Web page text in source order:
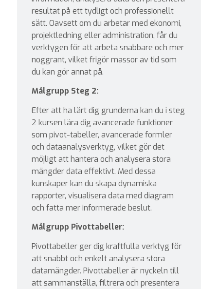
resultat på ett tydligt och professionellt
sätt. Oavsett om du arbetar med ekonomi,
projektledning eller administration, får du
verktygen för att arbeta snabbare och mer
noggrant, vilket frigör massor av tid som
du kan gör annat på.
Målgrupp Steg 2:
Efter att ha lärt dig grunderna kan du i steg
2 kursen lära dig avancerade funktioner
som pivot-tabeller, avancerade formler
och dataanalysverktyg, vilket gör det
möjligt att hantera och analysera stora
mängder data effektivt. Med dessa
kunskaper kan du skapa dynamiska
rapporter, visualisera data med diagram
och fatta mer informerade beslut.
Målgrupp Pivottabeller:
Pivottabeller ger dig kraftfulla verktyg för
att snabbt och enkelt analysera stora
datamängder. Pivottabeller är nyckeln till
att sammanställa, filtrera och presentera